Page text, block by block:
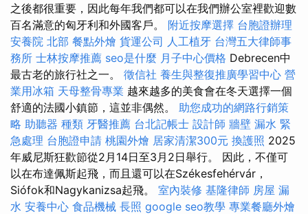
之後都很重要，因此每年我們都可以在我們辦公室裡歡迎數
百名滿意的匈牙利和外國客戶。 附近按摩選擇 台胞證辦理
安養院 北部 餐點外燴 貨運公司 人工植牙 台灣五大律師事
務所 士林按摩推薦 seo是什麼 月子中心價格 Debrecen中
最古老的旅行社之一。 徵信社 養生與整復推廣學習中心 營
業用冰箱 天母整骨專業 越來越多的美食會在冬天選擇一個
舒適的法國小鎮節，這並非偶然。 助您成功的網路行銷策
略 助聽器 種類 牙醫推薦 台北記帳士 設計師 牆壁 漏水 緊
急處理 台胞證申請 桃園外燴 居家清潔300元 換護照 2025
年威尼斯狂歡節從2月14日至3月2日舉行。 因此，不僅可
以在布達佩斯起飛，而且還可以在Székesfehérvár，
Siófok和Nagykanizsa起飛。 室內裝修 基隆律師 房屋 漏
水 安養中心 食品機械 長照 google seo教學 專業餐廳外燴